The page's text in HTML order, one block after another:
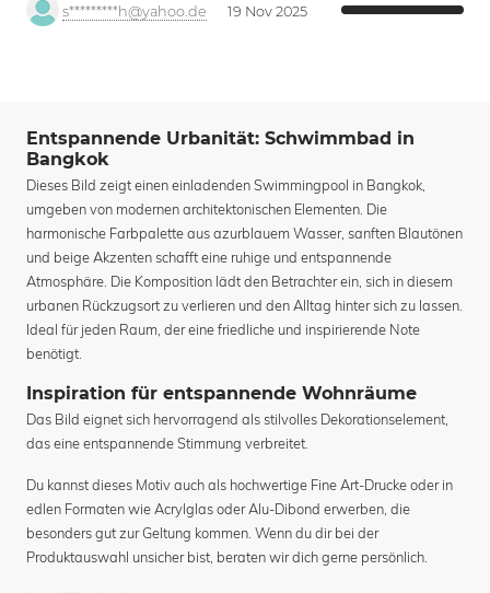
s*********h@yahoo.de 19 Nov 2025
Entspannende Urbanität: Schwimmbad in
Bangkok
Dieses Bild zeigt einen einladenden Swimmingpool in Bangkok,
umgeben von modernen architektonischen Elementen. Die
harmonische Farbpalette aus azurblauem Wasser, sanften Blautönen
und beige Akzenten schafft eine ruhige und entspannende
Atmosphäre. Die Komposition lädt den Betrachter ein, sich in diesem
urbanen Rückzugsort zu verlieren und den Alltag hinter sich zu lassen.
Ideal für jeden Raum, der eine friedliche und inspirierende Note
benötigt.
Inspiration für entspannende Wohnräume
Das Bild eignet sich hervorragend als stilvolles Dekorationselement,
das eine entspannende Stimmung verbreitet.
Du kannst dieses Motiv auch als hochwertige Fine Art-Drucke oder in
edlen Formaten wie Acrylglas oder Alu-Dibond erwerben, die
besonders gut zur Geltung kommen. Wenn du dir bei der
Produktauswahl unsicher bist, beraten wir dich gerne persönlich.